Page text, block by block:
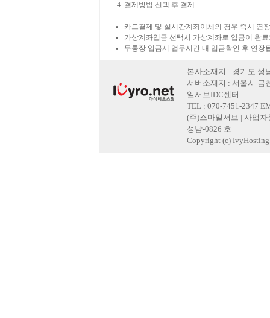
결제방법 선택 후 결제
카드결제 및 실시간계좌이체의 경우 즉시 연
가상계좌입금 선택시 가상계좌로 입금이 완
무통장 입금시 업무시간 내 입금확인 후 연장
본사소재지 : 경기도 성
서버소재지 : 서울시 금
일서브IDC센터
TEL : 070-7451-2347
(주)스마일서브 | 사업
성남-0826 호
Copyright (c)